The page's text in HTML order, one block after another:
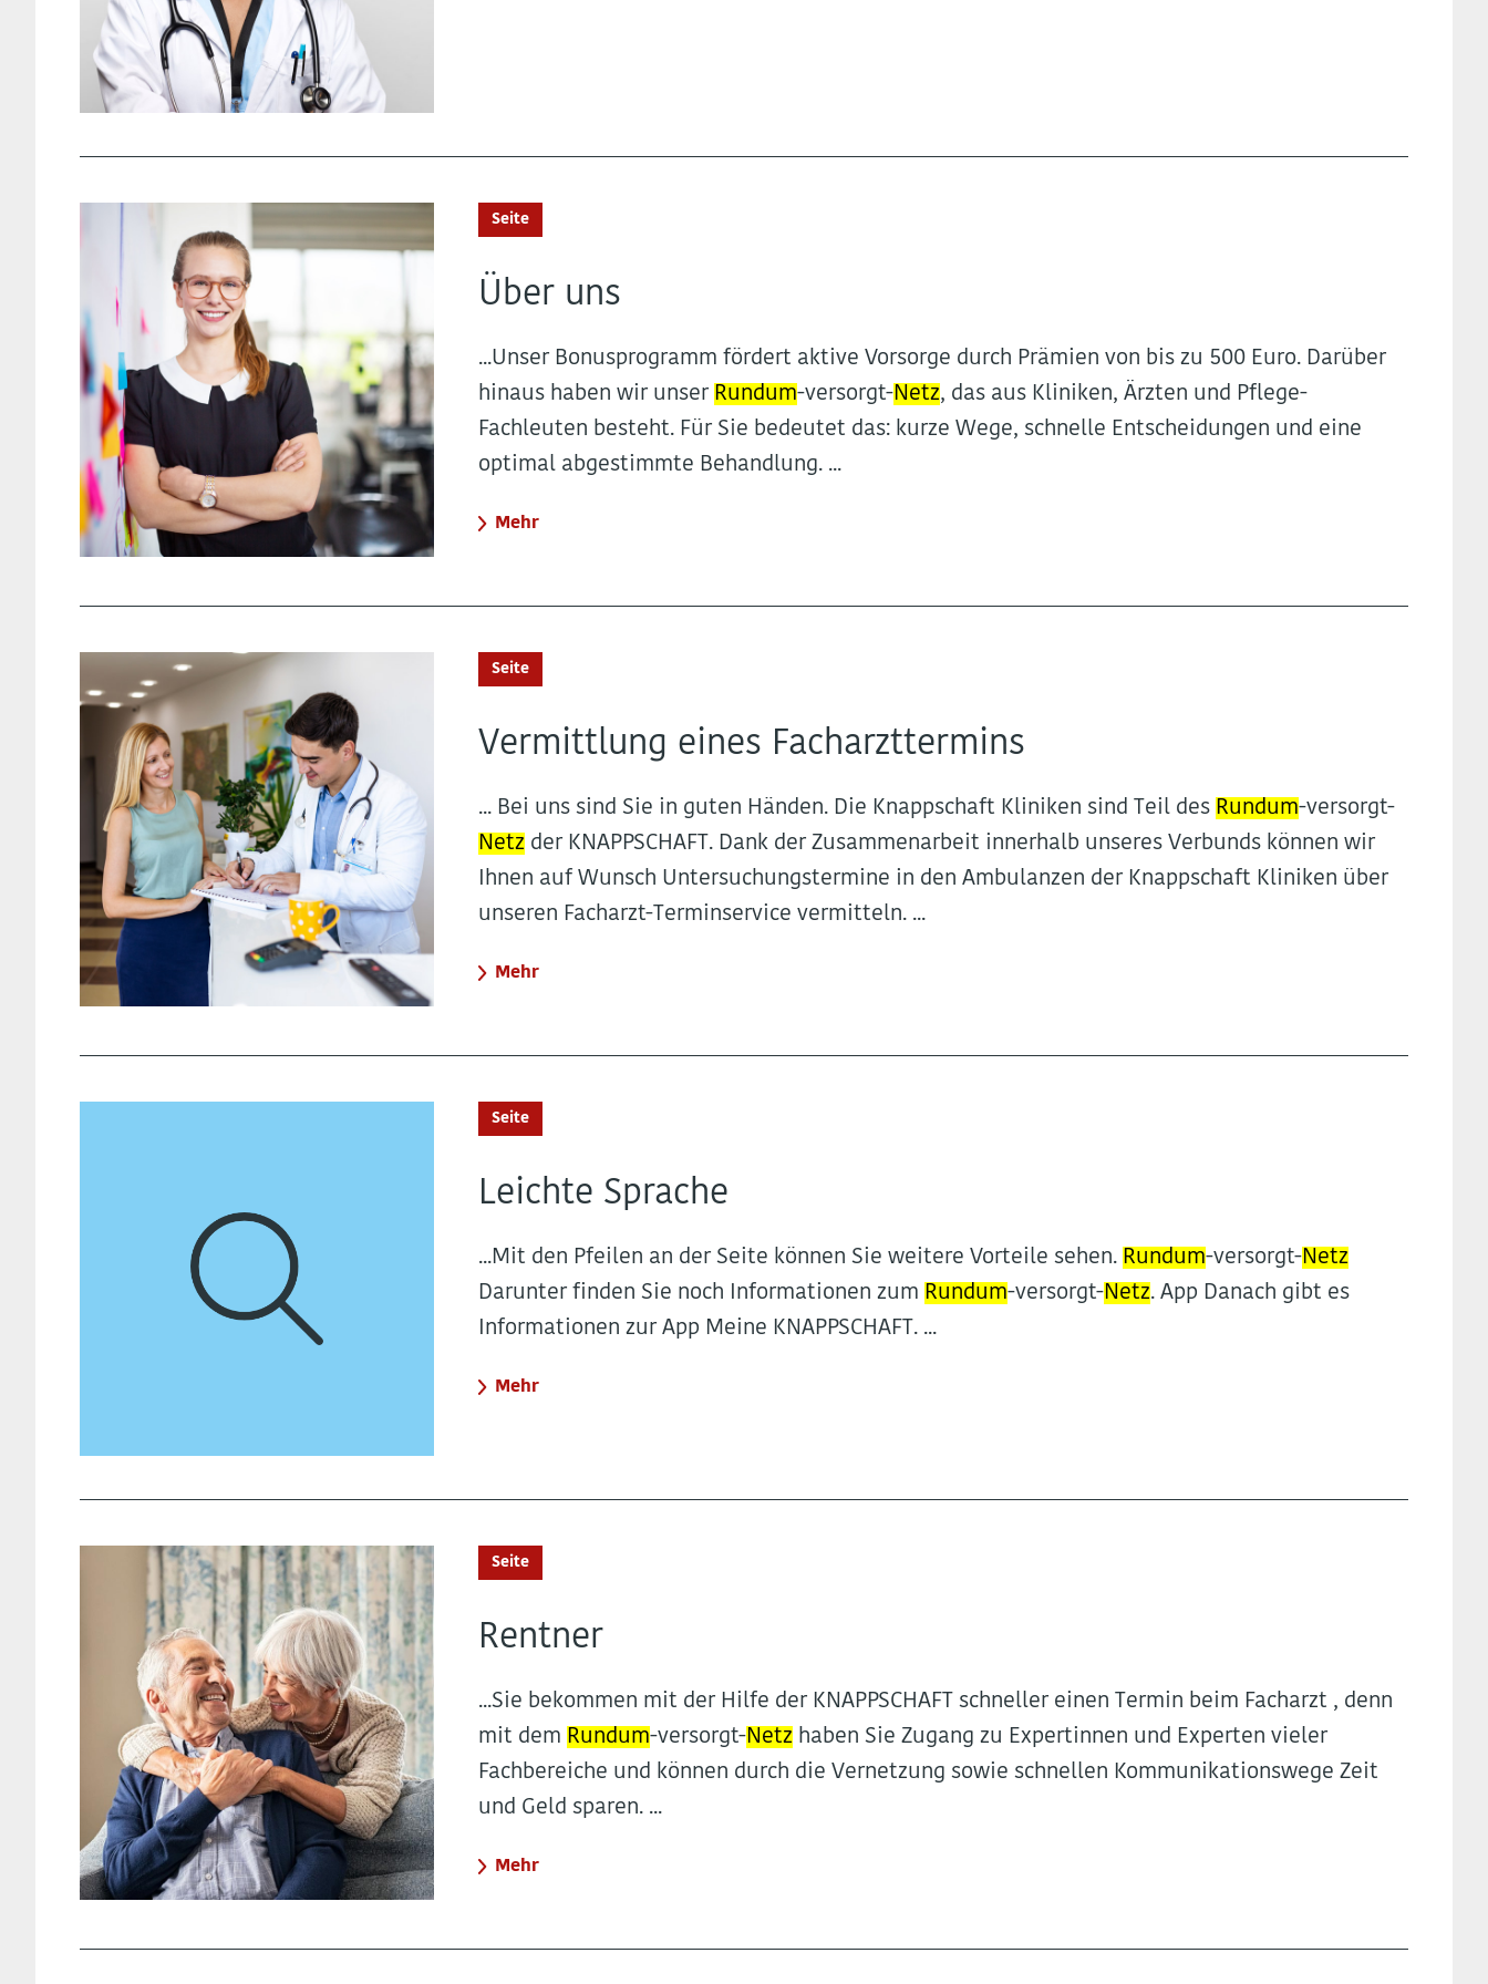
Seite
Über uns
...Unser Bonusprogramm fördert aktive Vorsorge durch Prämien von bis zu 500 Euro. Darüber
hinaus haben wir unser Rundum-versorgt-Netz, das aus Kliniken, Ärzten und Pflege-
Fachleuten besteht. Für Sie bedeutet das: kurze Wege, schnelle Entscheidungen und eine
optimal abgestimmte Behandlung. ...
Mehr
Seite
Vermittlung eines Facharzttermins
... Bei uns sind Sie in guten Händen. Die Knappschaft Kliniken sind Teil des Rundum-versorgt-
Netz der KNAPPSCHAFT. Dank der Zusammenarbeit innerhalb unseres Verbunds können wir
Ihnen auf Wunsch Untersuchungstermine in den Ambulanzen der Knappschaft Kliniken über
unseren Facharzt-Terminservice vermitteln. ...
Mehr
Seite
Leichte Sprache
...Mit den Pfeilen an der Seite können Sie weitere Vorteile sehen. Rundum-versorgt-Netz
Darunter finden Sie noch Informationen zum Rundum-versorgt-Netz. App Danach gibt es
Informationen zur App Meine KNAPPSCHAFT. ...
Mehr
Seite
Rentner
...Sie bekommen mit der Hilfe der KNAPPSCHAFT schneller einen Termin beim Facharzt , denn
mit dem Rundum-versorgt-Netz haben Sie Zugang zu Expertinnen und Experten vieler
Fachbereiche und können durch die Vernetzung sowie schnellen Kommunikationswege Zeit
und Geld sparen. ...
Mehr